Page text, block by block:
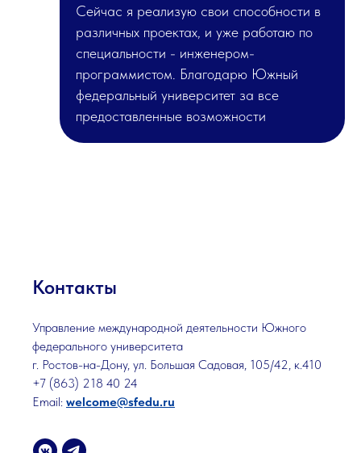
Сейчас я реализую свои способности в
различных проектах, и уже работаю по
специальности - инженером-
программистом. Благодарю Южный
федеральный университет за все
предоставленные возможности
Контакты
Управление международной деятельности Южного
федерального университета
г. Ростов-на-Дону, ул. Большая Садовая, 105/42, к.410
+7 (863) 218 40 24
Email: welcome@sfedu.ru